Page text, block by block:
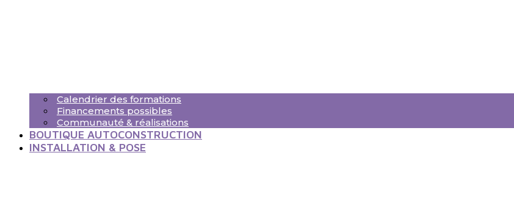
Calendrier des formations
Financements possibles
Communauté & réalisations
BOUTIQUE AUTOCONSTRUCTION
INSTALLATION & POSE